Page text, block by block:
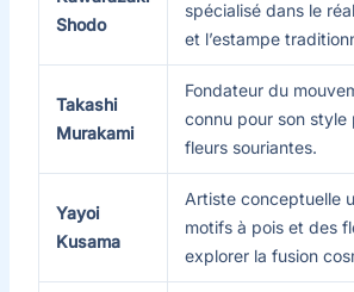
Shodo
spécialisé dans le
et l’estampe
Takashi
Murakami
Fondateur du
connu pour son style
fleurs souriantes.
Yayoi
Kusama
Artiste conceptuelle
motifs à pois et des
explorer la fusion